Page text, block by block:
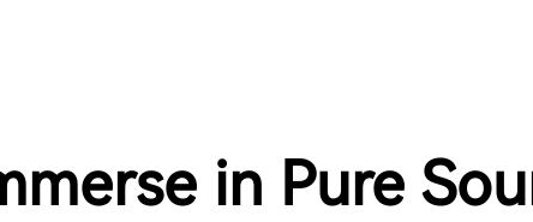
in Pure